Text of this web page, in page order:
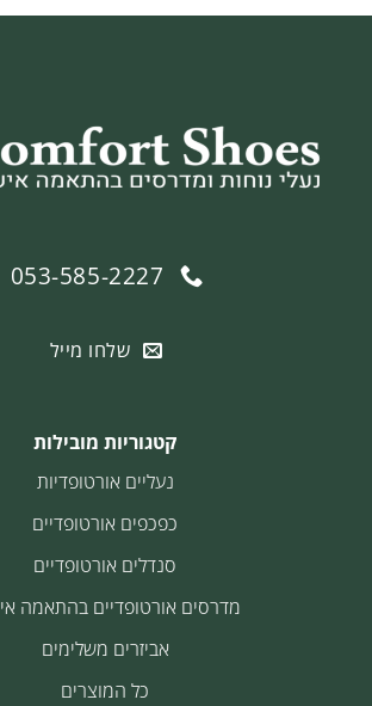
053-585-2227
שלחו מייל
קטגוריות מובילות
נעליים אורטופדיות
כפכפים אורטופדיים
סנדלים אורטופדיים
מדרסים אורטופדיים בהתאמה
אביזרים משלימים
כל המוצרים